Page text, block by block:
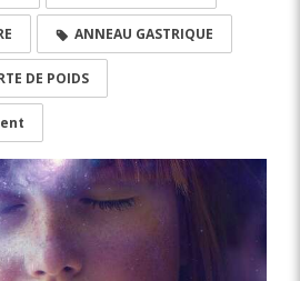
ANNEAU GASTRIQUE
DE POIDS